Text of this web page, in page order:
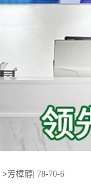
>芳樟醇| 78-70-6